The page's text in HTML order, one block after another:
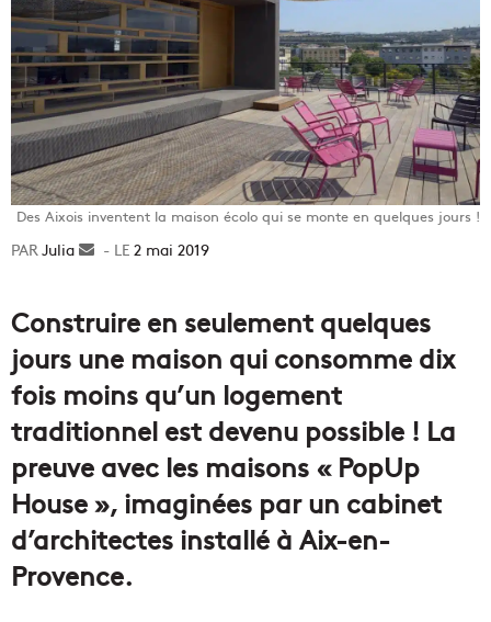
Des Aixois inventent la maison écolo qui se monte en quelques jours !
Julia
Envoyer2 mai 2019
Construire en seulement quelques
jours une maison qui consomme dix
fois moins qu’un logement
traditionnel est devenu possible ! La
preuve avec les maisons « PopUp
House », imaginées par un cabinet
d’architectes installé à Aix-en-
Provence.